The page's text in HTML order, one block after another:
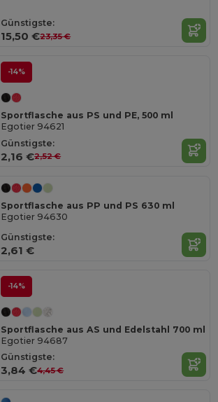
Günstigste:
15,50 €23,35 €
-14%
Sportflasche aus PS und PE, 500 ml
Egotier 94621
Günstigste:
2,16 €2,52 €
Sportflasche aus PP und PS 630 ml
Egotier 94630
Günstigste:
2,61 €
-14%
Sportflasche aus AS und Edelstahl 700 ml
Egotier 94687
Günstigste:
3,84 €4,45 €